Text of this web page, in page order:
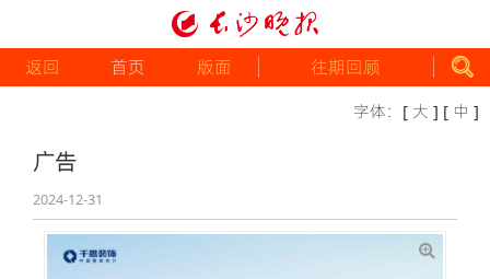
返回 首页 版面 往期回顾
字体： [ 大 ] [ 中 ]
广告
2024-12-31